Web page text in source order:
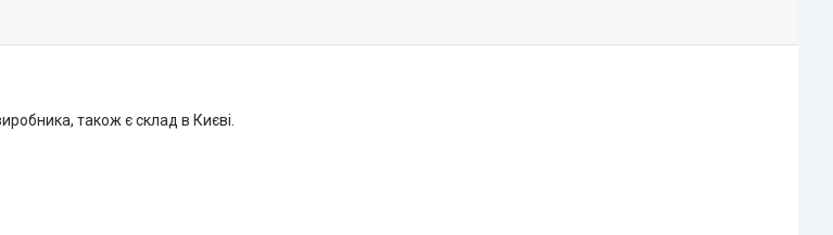
також є склад в Києві.